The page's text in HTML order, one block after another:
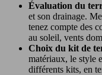
Évaluation du
et son drainage.
tenez compte des
au soleil, vents
Choix du kit de
matériaux, le style
différents kits, en